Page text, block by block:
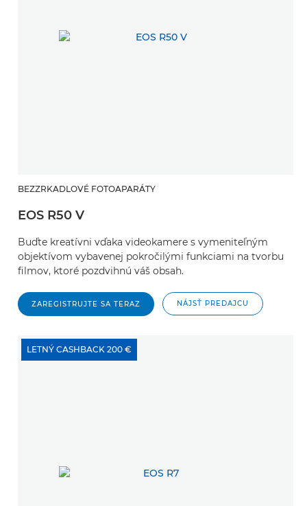
BEZZRKADLOVÉ FOTOAPARÁTY
EOS R50 V
Buďte kreatívni vďaka videokamere s vymeniteľným
objektívom vybavenej pokročilými funkciami na tvorbu
filmov, ktoré pozdvihnú váš obsah.
ZAREGISTRUJTE SA TERAZ NÁJSŤ PREDAJCU
LETNÝ CASHBACK 200 €